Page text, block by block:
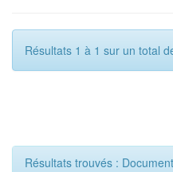
Résultats 1 à 1 sur un total
Résultats trouvés :